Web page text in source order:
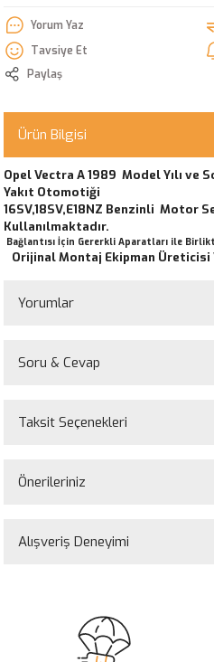
Yorum Yaz
Tavsiye Et
Paylaş
Ürün Bilgisi
Opel Vectra A 1989 Model Yılı ve
Yakıt Otomotiği
16SV,18SV,E18NZ Benzinli Motor
Kullanılmaktadır.
Bağlantısı İçin Gererkli Aparatları ile
Orijinal Montaj Ekipman Üreticisi
Yorumlar
Soru & Cevap
Ürün hakkında henüz
Taksit Seçenekleri
Önerileriniz
yetersiz gördüğünüz noktaları öneri
Ürün resmi kalitesiz, bozuk veya
Ürün açıklamasında eksik bilgiler
Alışveriş Deneyimi